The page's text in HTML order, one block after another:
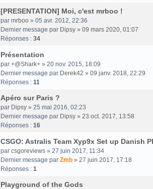
[PRESENTATION] Moi, c'est mrboo !
par mrboo » 05 avr. 2012, 22:36
Dernier message par Dipsy » 09 mars 2020, 01:07
Réponses : 34
Présentation
par +@Shark+ » 20 nov. 2015, 18:09
Dernier message par Derek42 » 09 janv. 2018, 22:29
Réponses : 11
Apéro sur Paris ?
par Dipsy » 25 mai 2016, 02:23
Dernier message par Dipsy » 23 oct. 2017, 13:58
Réponses : 16
CSGO: Astralis Team Xyp9x Set up Danish
par csgoreviews » 27 juin 2017, 11:34
Dernier message par Zmb » 27 juin 2017, 17:18
Réponses : 1
Playground of the Gods